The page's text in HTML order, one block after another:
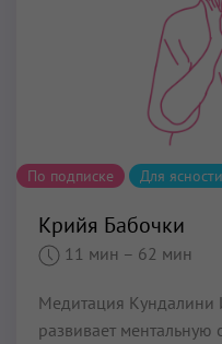
По подписке Для
Крийя Бабочки
11 мин – 62 мин
Медитация Кундалини
развивает ментальную